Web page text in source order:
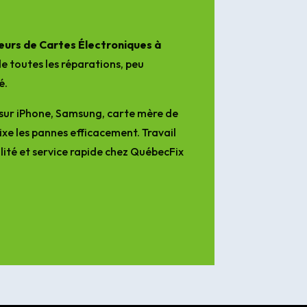
de Cartes Électroniques à
toutes les réparations, peu
iPhone, Samsung, carte mère de
les pannes efficacement. Travail
et service rapide chez QuébecFix